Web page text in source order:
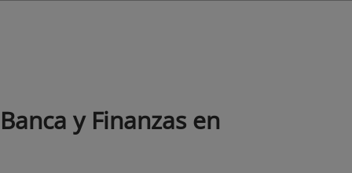
y Finanzas en